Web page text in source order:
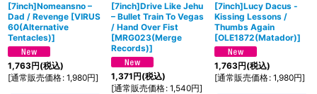
[7inch]Nomeansno –
Dad / Revenge [VIRUS
60(Alternative
Tentacles)]
1,763円(税込)
[通常販売価格: 1,980円]
[7inch]Drive Like Jehu
– Bullet Train To Vegas
/ Hand Over Fist
[MRG023(Merge
Records)]
1,371円(税込)
[通常販売価格: 1,540円]
[7inch]Lucy Dacus -
Kissing Lessons /
Thumbs Again
[OLE1872(Matador)]
1,763円(税込)
[通常販売価格: 1,980円]